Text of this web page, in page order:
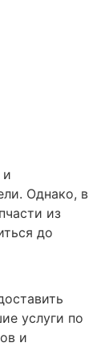
и
Однако, в
из
до
услуги по
и